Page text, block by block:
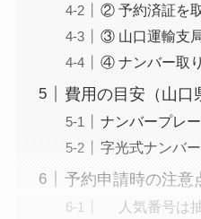
② 予約済証を
③ 山口運輸支
④ ナンバー取
費用の目安（山口
ナンバープレ
字光式ナンバ
予約申請時の注意
人気番号は